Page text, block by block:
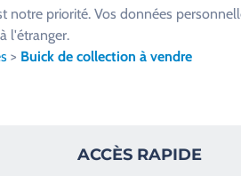
notre priorité. Vos données
l'étranger.
> Buick de collection à vendre
ACCÈS RAPIDE